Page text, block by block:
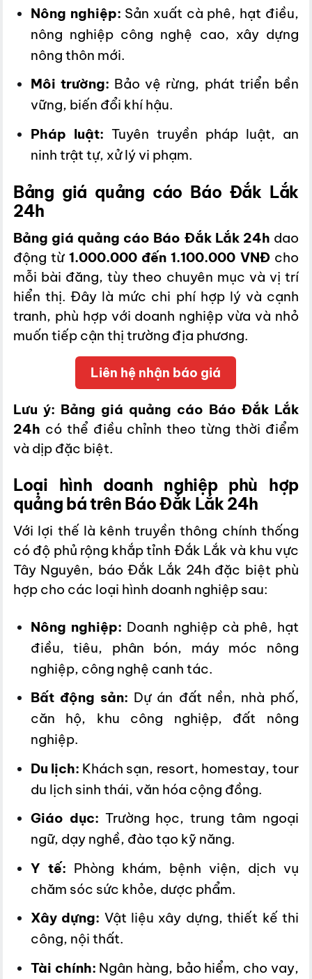
Nông nghiệp: Sản xuất cà phê, hạt điều,
nông nghiệp công nghệ cao, xây dựng
nông thôn mới.
Môi trường: Bảo vệ rừng, phát triển bền
vững, biến đổi khí hậu.
Pháp luật: Tuyên truyền pháp luật, an
ninh trật tự, xử lý vi phạm.
Bảng giá quảng cáo Báo Đắk Lắk
24h
Bảng giá quảng cáo Báo Đắk Lắk 24h dao
động từ 1.000.000 đến 1.100.000 VNĐcho
mỗi bài đăng, tùy theo chuyên mục và vị trí
hiển thị. Đây là mức chi phí hợp lý và cạnh
tranh, phù hợp với doanh nghiệp vừa và nhỏ
muốn tiếp cận thị trường địa phương.
Liên hệ nhận báo giá
Lưu ý: Bảng giá quảng cáo Báo Đắk Lắk
24h có thể điều chỉnh theo từng thời điểm
và dịp đặc biệt.
Loại hình doanh nghiệp phù hợp
quảng bá trên Báo Đắk Lắk 24h
Với lợi thế là kênh truyền thông chính thống
có độ phủ rộng khắp tỉnh Đắk Lắk và khu vực
Tây Nguyên, báo Đắk Lắk 24h đặc biệt phù
hợp cho các loại hình doanh nghiệp sau:
Nông nghiệp: Doanh nghiệp cà phê, hạt
điều, tiêu, phân bón, máy móc nông
nghiệp, công nghệ canh tác.
Bất động sản: Dự án đất nền, nhà phố,
căn hộ, khu công nghiệp, đất nông
nghiệp.
Du lịch: Khách sạn, resort, homestay, tour
du lịch sinh thái, văn hóa cộng đồng.
Giáo dục: Trường học, trung tâm ngoại
ngữ, dạy nghề, đào tạo kỹ năng.
Y tế: Phòng khám, bệnh viện, dịch vụ
chăm sóc sức khỏe, dược phẩm.
Xây dựng: Vật liệu xây dựng, thiết kế thi
công, nội thất.
Tài chính: Ngân hàng, bảo hiểm, cho vay,